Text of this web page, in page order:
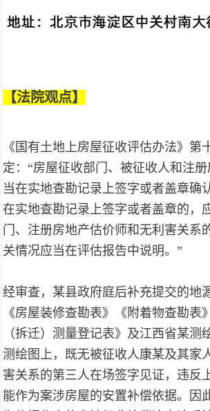
【法院观点】
《国有土地上房屋征收评估办法》第
定：“房屋征收部门、被征收人和注
当在实地查勘记录上签字或者盖章确
在实地查勘记录上签字或者盖章的，
门、注册房地产估价师和无利害关系
关情况应当在评估报告中说明。”
经审查，某县政府庭后补充提交的地
《房屋装修查勘表》《附着物查勘表
（拆迁）测量登记表》及江西省某测
测绘图上，既无被征收人康某及其家
害关系的第三人在场签字见证，违反
能作为案涉房屋的安置补偿依据。因